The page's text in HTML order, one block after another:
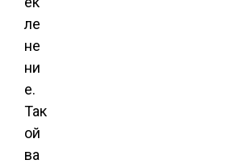
ле
не
ни
е.
Так
ой
ва